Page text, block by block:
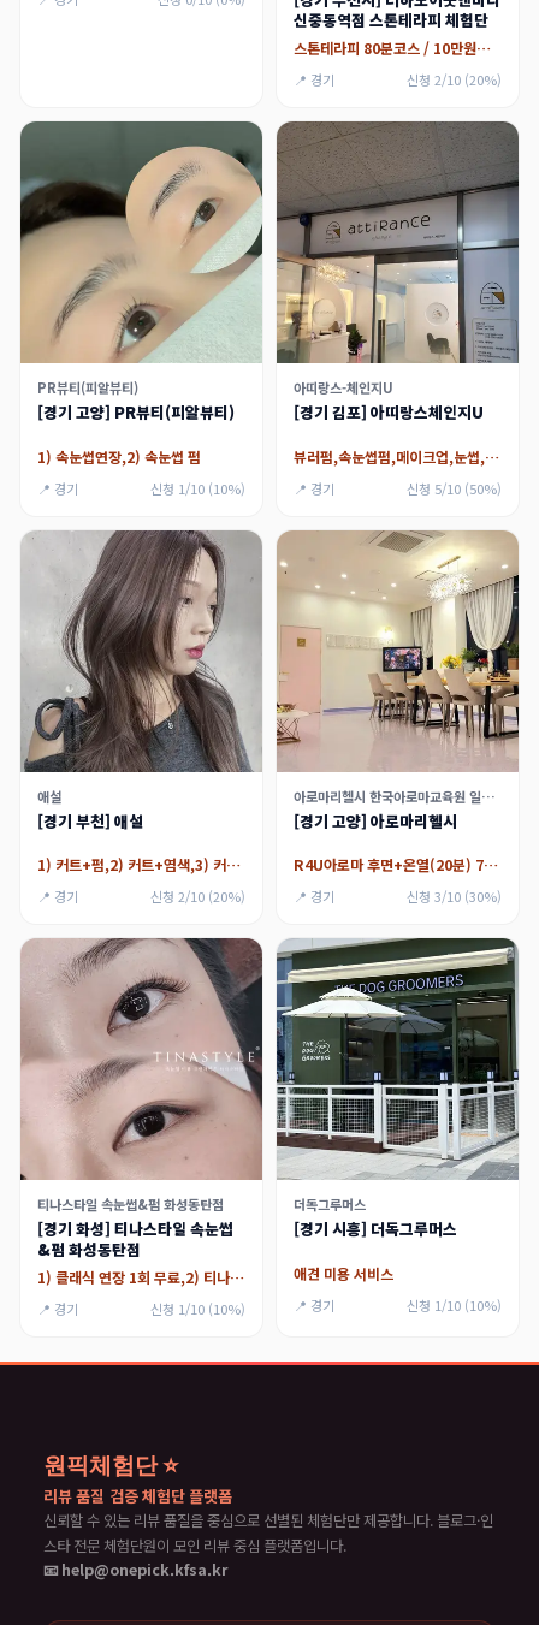
신중동역점 스톤테라피 체험단
스톤테라피 80분코스 / 10만원지원
📍 경기 신청 2/10 (20%)
PR뷰티(피알뷰티)
[경기 고양] PR뷰티(피알뷰티)
1) 속눈썹연장,2) 속눈썹 펌
📍 경기 신청 1/10 (10%)
아띠랑스-체인지U
[경기 김포] 아띠랑스체인지U
뷰러펌,속눈썹펌,메이크업,눈썹,아이라인
📍 경기 신청 5/10 (50%)
애설
[경기 부천] 애설
1) 커트+펌,2) 커트+염색,3) 커트+케어
📍 경기 신청 2/10 (20%)
아로마리헬시 한국아로마교육원 일산센터
[경기 고양] 아로마리헬시
R4U아로마 후면+온열(20분) 70분
📍 경기 신청 3/10 (30%)
티나스타일 속눈썹&펌 화성동탄점
[경기 화성] 티나스타일 속눈썹
&펌 화성동탄점
1) 클래식 연장 1회 무료,2) 티나래쉬리프트
📍 경기 신청 1/10 (10%)
더독그루머스
[경기 시흥] 더독그루머스
애견 미용 서비스
📍 경기 신청 1/10 (10%)
원픽체험단 ⭐
리뷰 품질 검증 체험단 플랫폼
신뢰할 수 있는 리뷰 품질을 중심으로 선별된 체험단만 제공합니다. 블로그·인
스타 전문 체험단원이 모인 리뷰 중심 플랫폼입니다.
📧 help@onepick.kfsa.kr